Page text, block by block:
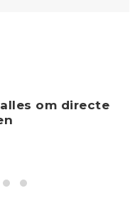
om directe